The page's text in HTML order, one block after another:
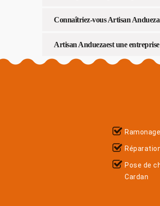
Connaîtriez-vous Artisan
Artisan Anduezaest une
Pose de
Cardan